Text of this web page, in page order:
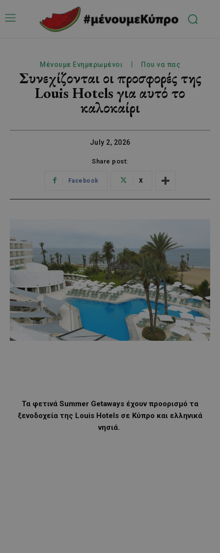
Μένουμε Ενημερωμένοι Που να πας
Συνεχίζονται οι προσφορές της
Louis Hotels για αυτό το
καλοκαίρι
July 2, 2026
Share post:
Facebook X
Τα φετινά Summer Getaways έχουν προορισμό τα
ξενοδοχεία της Louis Hotels σε Κύπρο και ελληνικά
νησιά.